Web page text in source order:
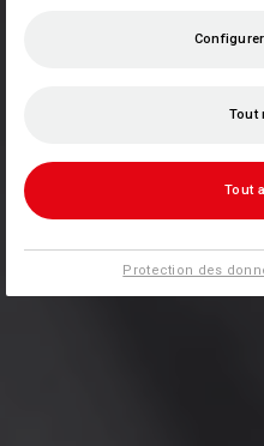
Tout
Tout
Protection des